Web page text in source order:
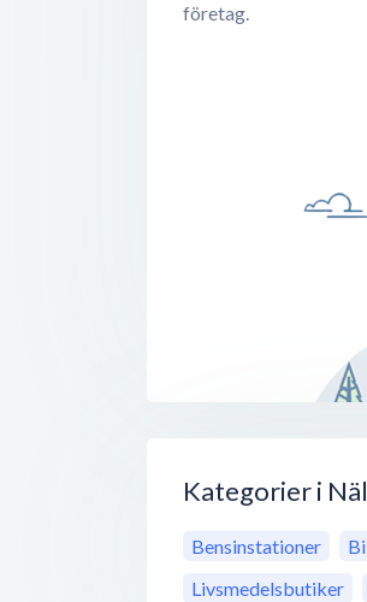
företag.
Kategorier i
Bensinstationer
Livsmedelsbutiker